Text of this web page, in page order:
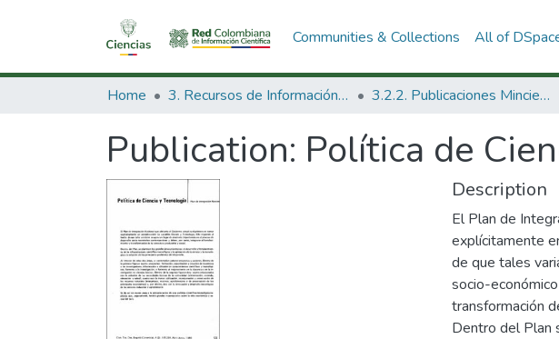
Communities & Collections All of
Home 3. Recursos de Información Científica y Tecnológica 3.2.2. Publicaciones Minciencias
Publication: Política de
Description
El Plan de
explícitamente
de que tales
socio-
transformación
Dentro del Plan